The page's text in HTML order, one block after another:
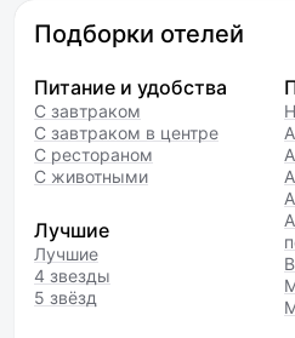
Подборки отелей
Питание и удобства
С завтраком
С завтраком в центре
С рестораном
С животными
Лучшие
Лучшие
4 звезды
5 звёзд